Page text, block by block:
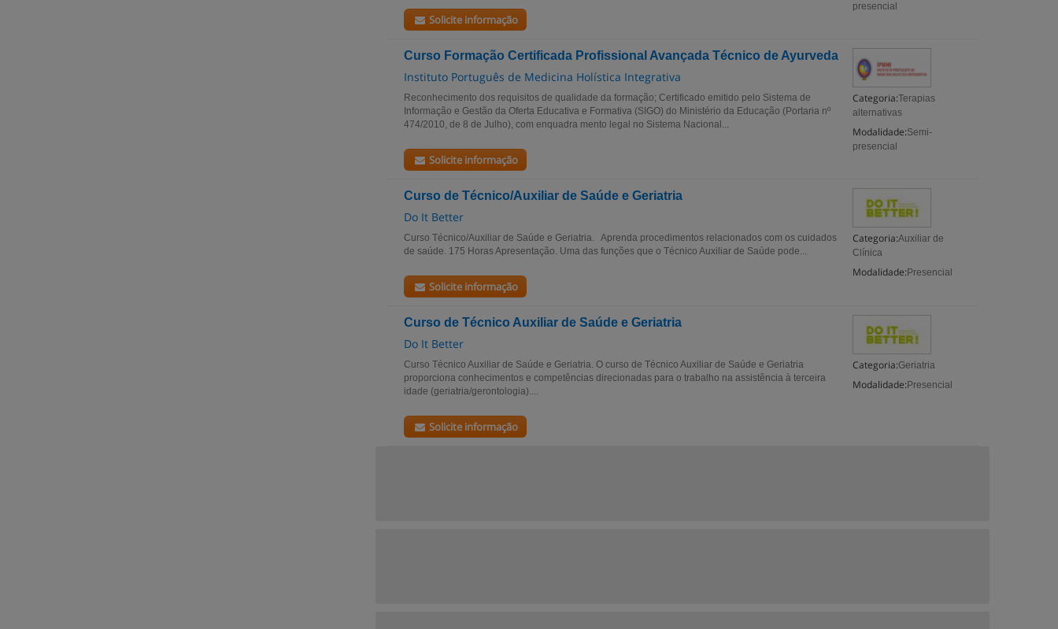
presencial
Solicite informação
Curso Formação Certificada Profissional Avançada Técnico de Ayurveda
Instituto Português de Medicina Holística Integrativa
Categoria:Terapias
alternativas
Modalidade:Semi-
presencial
Reconhecimento dos requisitos de qualidade da formação; Certificado emitido pelo Sistema de
Informação e Gestão da Oferta Educativa e Formativa (SIGO) do Ministério da Educação (Portaria nº
474/2010, de 8 de Julho), com enquadra mento legal no Sistema Nacional...
Solicite informação
Curso de Técnico/Auxiliar de Saúde e Geriatria
Do It Better
Categoria:Auxiliar de
Clínica
Modalidade: Presencial
Curso Técnico/Auxiliar de Saúde e Geriatria. Aprenda procedimentos relacionados com os cuidados
de saúde. 175 Horas Apresentação. Uma das funções que o Técnico Auxiliar de Saúde pode...
Solicite informação
Curso de Técnico Auxiliar de Saúde e Geriatria
Do It Better
Categoria:Geriatria
Modalidade: Presencial
Curso Técnico Auxiliar de Saúde e Geriatria. O curso de Técnico Auxiliar de Saúde e Geriatria
proporciona conhecimentos e competências direcionadas para o trabalho na assistência à terceira
idade (geriatria/gerontologia)....
Solicite informação